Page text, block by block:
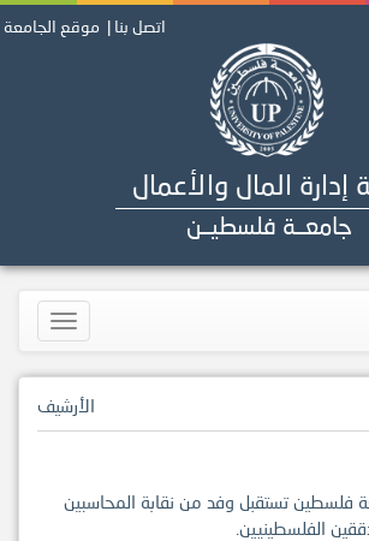
موقع الجامعة اتصل بنا |
إدارة المال والأعمال
جامعــة فلسطيــن
Toggle
navigation
الأرشيف
تستقبل وفد من نقابة المحاسبين
الفلسطينيين.